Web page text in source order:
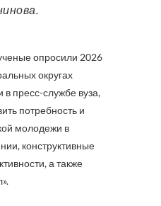
опросили 2026
округах
в пресс-службе вуза,
потребность и
молодежи в
конструктивные
а также